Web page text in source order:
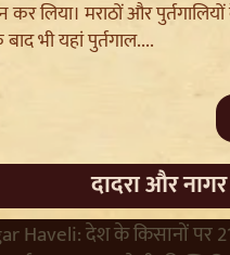
लिया। मराठों और
भी यहां पुर्तगाल....
दादरा और